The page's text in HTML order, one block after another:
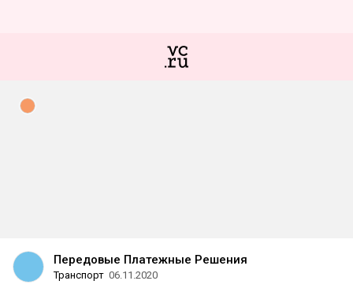
Передовые Платежные Решения
Транспорт 06.11.2020